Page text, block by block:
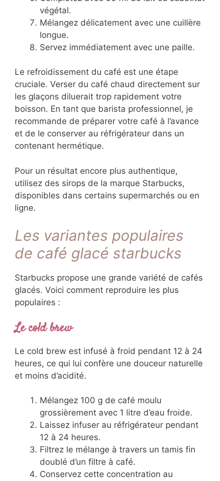
végétal.
Mélangez délicatement avec une cuillère
longue.
Servez immédiatement avec une paille.
Le refroidissement du café est une étape
cruciale. Verser du café chaud directement sur
les glaçons diluerait trop rapidement votre
boisson. En tant que barista professionnel, je
recommande de préparer votre café à l’avance
et de le conserver au réfrigérateur dans un
contenant hermétique.
Pour un résultat encore plus authentique,
utilisez des sirops de la marque Starbucks,
disponibles dans certains supermarchés ou en
ligne.
Les variantes populaires
de café glacé starbucks
Starbucks propose une grande variété de cafés
glacés. Voici comment reproduire les plus
populaires :
Le cold brew
Le cold brew est infusé à froid pendant 12 à 24
heures, ce qui lui confère une douceur naturelle
et moins d’acidité.
Mélangez 100 g de café moulu
grossièrement avec 1 litre d’eau froide.
Laissez infuser au réfrigérateur pendant
12 à 24 heures.
Filtrez le mélange à travers un tamis fin
doublé d’un filtre à café.
Conservez cette concentration au